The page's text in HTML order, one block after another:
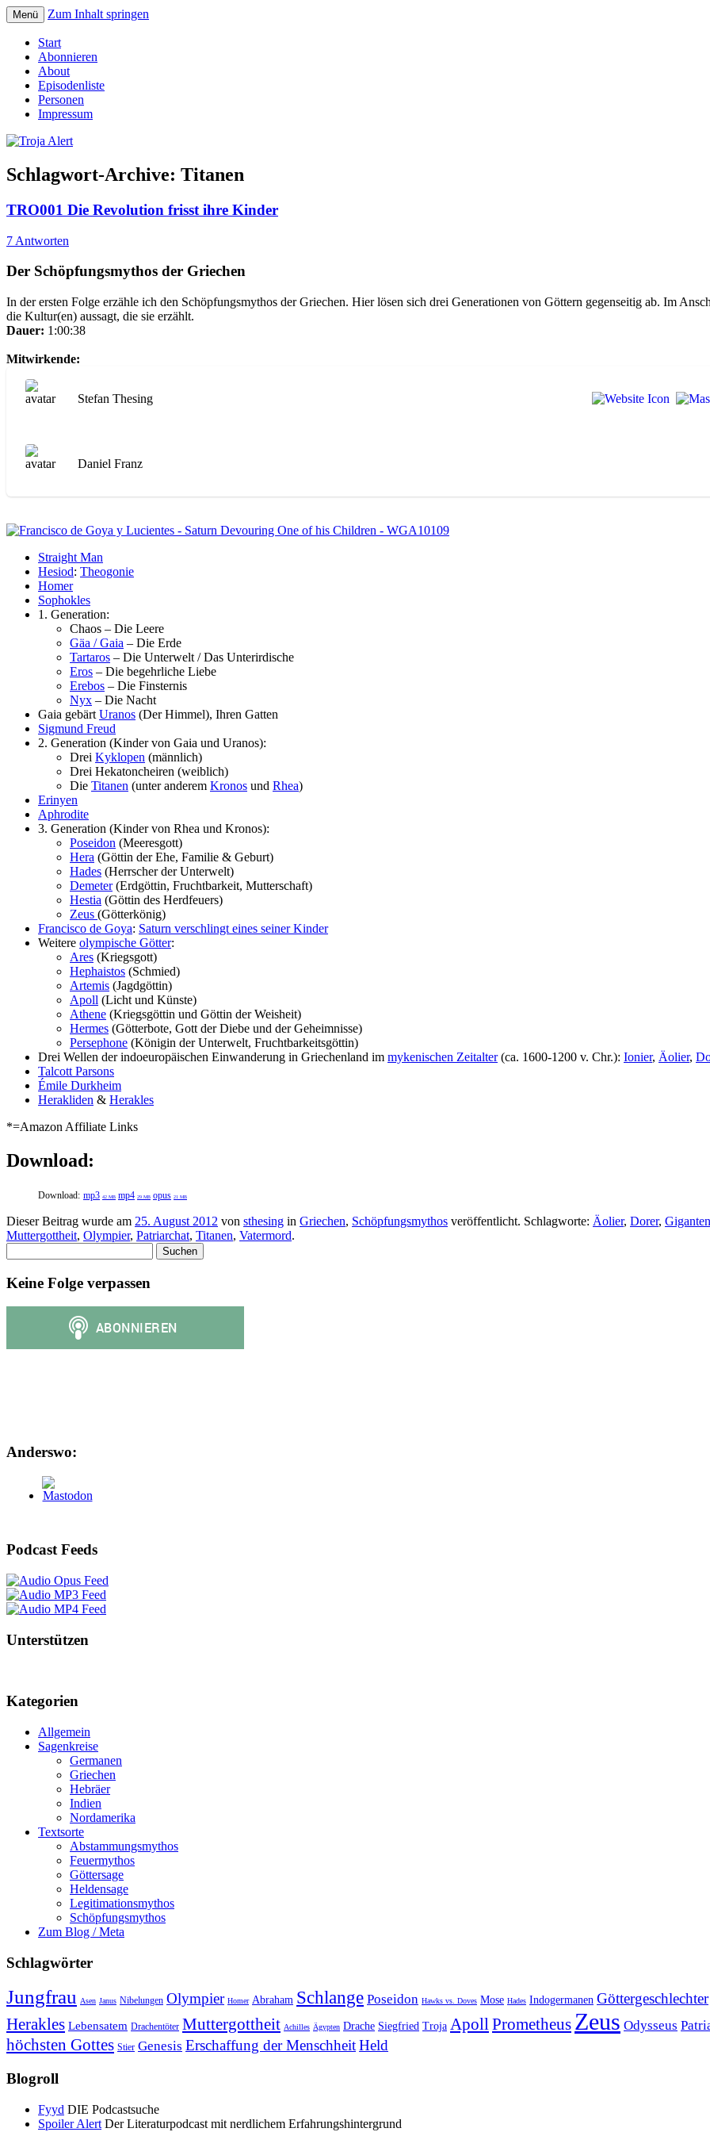
Troja Alert
Menü Zum Inhalt springen
Start
Abonnieren
About
Episodenliste
Personen
Impressum
Schlagwort-Archive: Titanen
TRO001 Die Revolution frisst ihre Kinder
7 Antworten
Der Schöpfungsmythos der Griechen
In der ersten Folge erzähle ich den Schöpfungsmythos der Griechen. Hier lösen sich drei Generationen von Göttern gegenseitig ab. Im
die Kultur(en) aussagt, die sie erzählt.
Dauer: 1:00:38
Mitwirkende:
Stefan Thesing
Daniel Franz
Straight Man
Hesiod: Theogonie
Homer
Sophokles
1. Generation:
Chaos – Die Leere
Gäa / Gaia – Die Erde
Tartaros – Die Unterwelt / Das Unterirdische
Eros – Die begehrliche Liebe
Erebos – Die Finsternis
Nyx – Die Nacht
Gaia gebärt Uranos (Der Himmel), Ihren Gatten
Sigmund Freud
2. Generation (Kinder von Gaia und Uranos):
Drei Kyklopen (männlich)
Drei Hekatoncheiren (weiblich)
Die Titanen (unter anderem Kronos und Rhea)
Erinyen
Aphrodite
3. Generation (Kinder von Rhea und Kronos):
Poseidon (Meeresgott)
Hera (Göttin der Ehe, Familie & Geburt)
Hades (Herrscher der Unterwelt)
Demeter(Erdgöttin, Fruchtbarkeit, Mutterschaft)
Hestia (Göttin des Herdfeuers)
Zeus (Götterkönig)
Francisco de Goya: Saturn verschlingt eines seiner Kinder
Weitere olympische Götter:
Ares (Kriegsgott)
Hephaistos (Schmied)
Artemis (Jagdgöttin)
Apoll (Licht und Künste)
Athene (Kriegsgöttin und Göttin der Weisheit)
Hermes (Götterbote, Gott der Diebe und der Geheimnisse)
Persephone (Königin der Unterwelt, Fruchtbarkeitsgöttin)
Drei Wellen der indoeuropäischen Einwanderung in Griechenland im mykenischen Zeitalter(ca. 1600-1200 v. Chr.): Ionier, Äolier,
Talcott Parsons
Émile Durkheim
Herakliden & Herakles
*=Amazon Affiliate Links
Download:
Download: mp3 42 MB mp4 29 MB opus 21 MB
Dieser Beitrag wurde am 25. August 2012 von sthesing in Griechen, Schöpfungsmythos veröffentlicht. Schlagworte: Äolier, Dorer, Giganten
Muttergottheit, Olympier, Patriarchat, Titanen, Vatermord.
nach:
Keine Folge verpassen
Anderswo:
Podcast Feeds
Unterstützen
Kategorien
Allgemein
Sagenkreise
Germanen
Griechen
Hebräer
Indien
Nordamerika
Textsorte
Abstammungsmythos
Feuermythos
Göttersage
Heldensage
Legitimationsmythos
Schöpfungsmythos
Zum Blog / Meta
Schlagwörter
Jungfrau Asen Janus Nibelungen Olympier Homer Abraham Schlange Poseidon Hawks vs. Doves Mose Hades Indogermanen Göttergeschlechter
Herakles Lebensatem Drachentöter Muttergottheit Achilles Ägypten Drache Siegfried Troja ApollPrometheus Zeus Odysseus
höchsten Gottes Stier Genesis Erschaffung der MenschheitHeld
Blogroll
Fyyd DIE Podcastsuche
Spoiler Alert Der Literaturpodcast mit nerdlichem Erfahrungshintergrund